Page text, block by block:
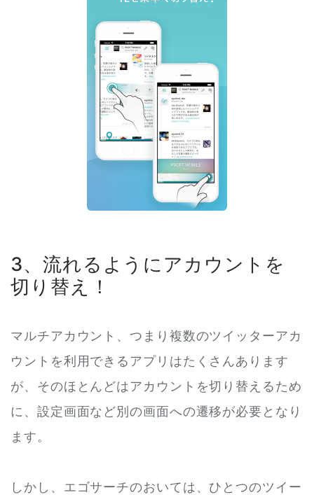
3、流れるようにアカウントを
切り替え！
マルチアカウント、つまり複数のツイッターアカ
ウントを利用できるアプリはたくさんあります
が、そのほとんどはアカウントを切り替えるため
に、設定画面など別の画面への遷移が必要となり
ます。
しかし、エゴサーチのおいては、ひとつのツイー